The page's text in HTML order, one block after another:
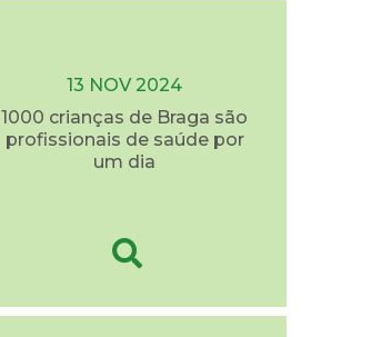
13 NOV 2024
1000 crianças de Braga são
profissionais de saúde por
um dia